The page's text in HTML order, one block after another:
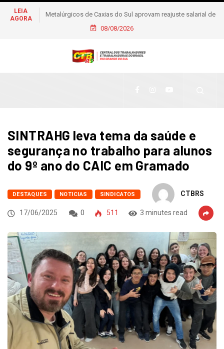
LEIA
AGORA
Metalúrgicos de Caxias do Sul aprovam reajuste salarial de
6% e piso de R$ 2,5 mil
08/08/2026
SINTRAHG leva tema da saúde e
segurança no trabalho para alunos
do 9º ano do CAIC em Gramado
DESTAQUES NOTICIAS SINDICATOS CTBRS
17/06/2025 0 511 3 minutes read